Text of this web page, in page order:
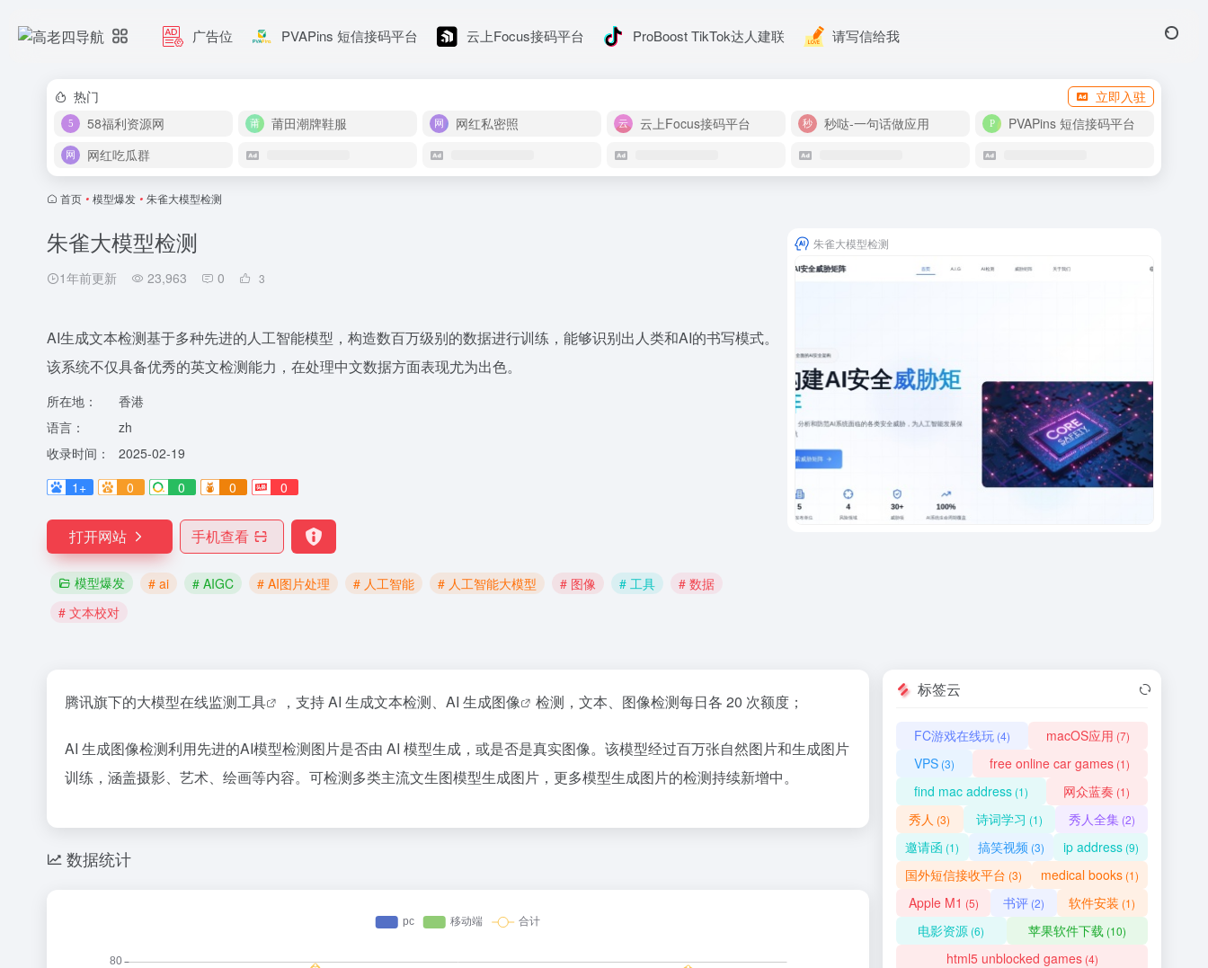
广告位 PVAPins 短信接码平台 云上Focus接码平台 ProBoost TikTok达人建联 请写信给我
热门
立即入驻
58福利资源网
莆田潮牌鞋服 网红私密照 云上Focus接码平台 秒哒-一句话做应用
PVAPins 短信接码平台
网红吃瓜群
首页 • 模型爆发 • 朱雀大模型检测
朱雀大模型检测
1年前更新 23,963 0 3
AI生成文本检测基于多种先进的人工智能模型，构造数百万级别的数据进行训练，能够识别出人类和AI的书写模式。
该系统不仅具备优秀的英文检测能力，在处理中文数据方面表现尤为出色。
所在地：
香港
语言：
zh
收录时间：
2025-02-19
1+
0 0 0 0
打开网站 手机查看
模型爆发 # ai # AIGC # AI图片处理 # 人工智能 # 人工智能大模型 # 图像 # 工具
# 数据
# 文本校对
朱雀大模型检测
腾讯旗下的大模型在线监测工具 ，支持 AI 生成文本检测、AI 生成图像 检测，文本、图像检测每日各 20 次额度；
AI 生成图像检测利用先进的AI模型检测图片是否由 AI 模型生成，或是否是真实图像。该模型经过百万张自然图片和生成图片
训练，涵盖摄影、艺术、绘画等内容。可检测多类主流文生图模型生成图片，更多模型生成图片的检测持续新增中。
数据统计
标签云
FC游戏在线玩 (4) macOS应用 (7)
VPS(3) free online car games (1)
find mac address(1) 网众蓝奏 (1)
秀人 (3) 诗词学习 (1) 秀人全集(2)
邀请函 (1) 搞笑视频 (3) ip address(9)
国外短信接收平台 (3) medical books(1)
Apple M1 (5) 书评(2) 软件安装 (1)
电影资源 (6) 苹果软件下载 (10)
html5 unblocked games(4)